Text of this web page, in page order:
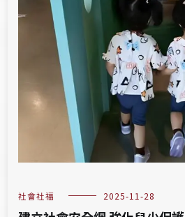
社會社福 2025-11-28